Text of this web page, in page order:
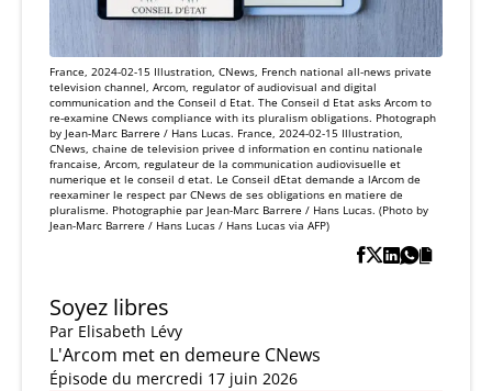
France, 2024-02-15 Illustration, CNews, French national all-news private
television channel, Arcom, regulator of audiovisual and digital
communication and the Conseil d Etat. The Conseil d Etat asks Arcom to
re-examine CNews compliance with its pluralism obligations. Photograph
by Jean-Marc Barrere / Hans Lucas. France, 2024-02-15 Illustration,
CNews, chaine de television privee d information en continu nationale
francaise, Arcom, regulateur de la communication audiovisuelle et
numerique et le conseil d etat. Le Conseil dEtat demande a lArcom de
reexaminer le respect par CNews de ses obligations en matiere de
pluralisme. Photographie par Jean-Marc Barrere / Hans Lucas. (Photo by
Jean-Marc Barrere / Hans Lucas / Hans Lucas via AFP)
Soyez libres
Par Elisabeth Lévy
L'Arcom met en demeure CNews
Épisode du mercredi 17 juin 2026